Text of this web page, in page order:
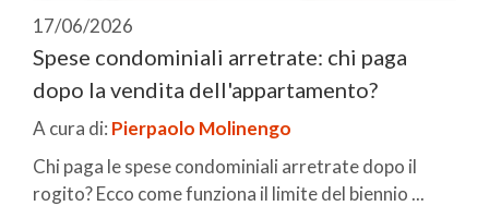
17/06/2026
Spese condominiali arretrate: chi paga
dopo la vendita dell'appartamento?
A cura di: Pierpaolo Molinengo
Chi paga le spese condominiali arretrate dopo il
rogito? Ecco come funziona il limite del biennio ...